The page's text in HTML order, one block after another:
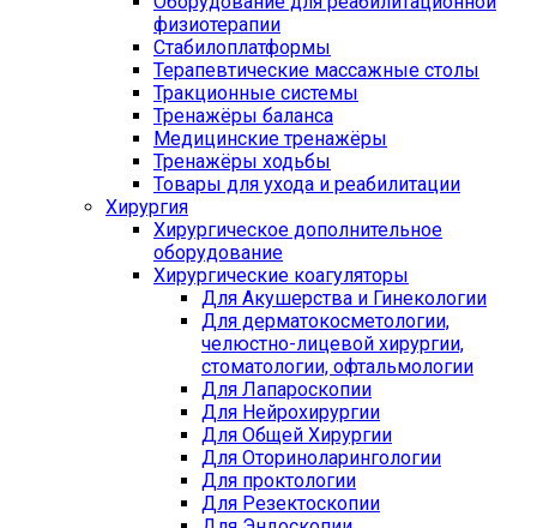
физиотерапии
Стабилоплатформы
Терапевтические массажные столы
Тракционные системы
Тренажёры баланса
Медицинские тренажёры
Тренажёры ходьбы
Товары для ухода и реабилитации
Хирургия
Хирургическое дополнительное
оборудование
Хирургические коагуляторы
Для Акушерства и Гинекологии
Для дерматокосметологии,
челюстно-лицевой хирургии,
стоматологии, офтальмологии
Для Лапароскопии
Для Нейрохирургии
Для Общей Хирургии
Для Оториноларингологии
Для проктологии
Для Резектоскопии